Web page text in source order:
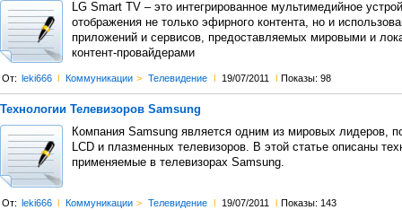
LG Smart TV – это интегрированное мультимедийное
отображения не только эфирного контента, но и
приложений и сервисов, предоставляемых мировыми и
контент-провайдерами
От: leki666 l Коммуникации > Телевидение l 19/07/2011 l Показы: 98
Технологии Телевизоров Samsung
Компания Samsung является одним из мировых лидеров,
LCD и плазменных телевизоров. В этой статье описаны
применяемые в телевизорах Samsung.
От: leki666 l Коммуникации > Телевидение l 19/07/2011 l Показы: 143